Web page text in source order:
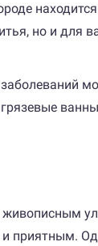
но и для
живописным
и приятным.